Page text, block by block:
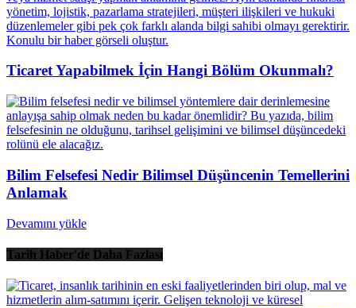
Ticaret Yapabilmek İçin Hangi Bölüm Okunmalı?
Bilim Felsefesi Nedir Bilimsel Düşüncenin Temellerini
Anlamak
Devamını yükle
Tarih Haber'de Daha Fazlası